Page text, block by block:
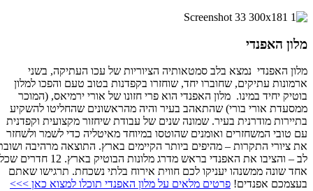
מלון האפנדי
מלון האפנדי נמצא בלב סמטאותיה הציוריות של עכו העתיקה, בשני
ארמונות עתיקים, שחוברו יחד, שוחזרו בקפדנות בטוב טעם והפכו למלון
בוטיק יחיד במינו. מלון האפנדי הוא פרי חזונו של אורי ירמיאס, (המוכר
ממסעדת אורי בורי) שהתאהב בעיר והיה מהראשונים שהחליטו להשקיע
בתיירות מודרנית בעיר. שמונה שנים של עבודת שיחזור מקצועית וקפדנית
עם טובי המשחזרים ואומנים שהוטסו במיוחד מאיטליה כדי לשמר ולשחזר
את ציורי התקרות – מהיפים ביותר הקיימים בארץ. התוצאה מרהיבה ושובת
לב – והציבו את האפנדי בראש מדרג מלונות הבוטיק בארץ. 12 חדרים שכל
אחד שונה ממשנהו יעניקו לכם חווית אירוח בלתי נשכחת. תרגישו שאתם
בעצמכם אפנדים!פרטים מלאים על מלון האפנדי תוכלו למצוא כאן >>>